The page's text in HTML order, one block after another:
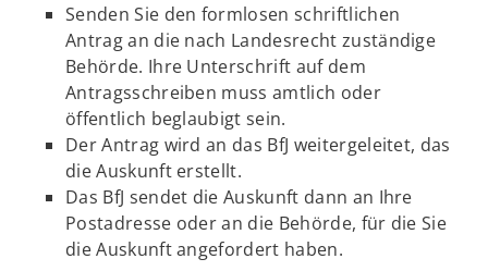
Senden Sie den formlosen schriftlichen
Antrag an die nach Landesrecht zuständige
Behörde. Ihre Unterschrift auf dem
Antragsschreiben muss amtlich oder
öffentlich beglaubigt sein.
Der Antrag wird an das BfJ weitergeleitet, das
die Auskunft erstellt.
Das BfJ sendet die Auskunft dann an Ihre
Postadresse oder an die Behörde, für die Sie
die Auskunft angefordert haben.